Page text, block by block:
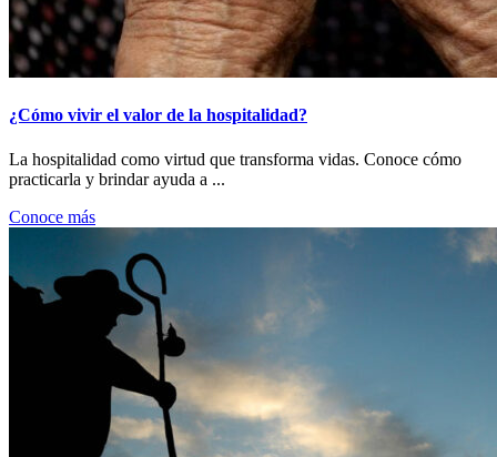
¿Cómo vivir el valor de la hospitalidad?
La hospitalidad como virtud que transforma vidas. Conoce cómo
practicarla y brindar ayuda a ...
Conoce más